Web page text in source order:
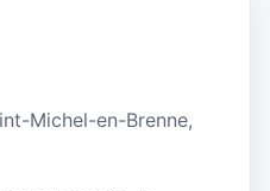
Michel-en-Brenne,